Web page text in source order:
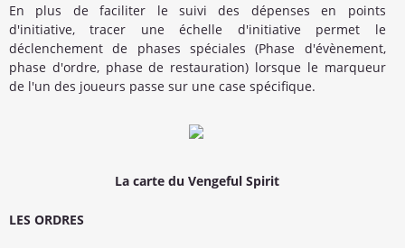
En plus de faciliter le suivi des dépenses en points
d'initiative, tracer une échelle d'initiative permet le
déclenchement de phases spéciales (Phase d'évènement,
phase d'ordre, phase de restauration) lorsque le marqueur
de l'un des joueurs passe sur une case spécifique.
La carte du Vengeful Spirit
LES ORDRES